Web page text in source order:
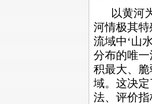
以黄河为
河情极其
流域中‘山
分布的唯
积最大、
域。这决
法、评价